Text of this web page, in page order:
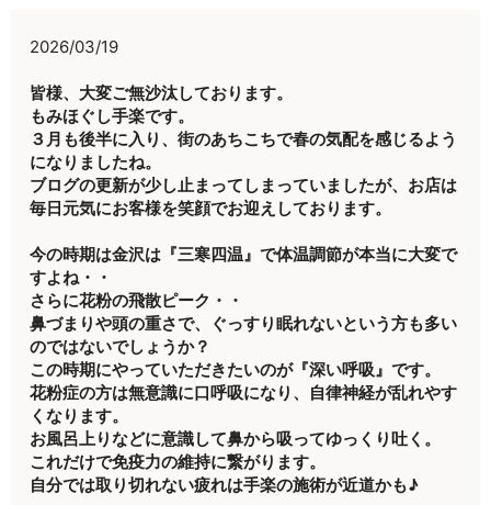
2026/03/19
皆様、大変ご無沙汰しております。
もみほぐし手楽です。
３月も後半に入り、街のあちこちで春の気配を感じるよう
になりましたね。
ブログの更新が少し止まってしまっていましたが、お店は
毎日元気にお客様を笑顔でお迎えしております。
今の時期は金沢は『三寒四温』で体温調節が本当に大変で
すよね・・
さらに花粉の飛散ピーク・・
鼻づまりや頭の重さで、ぐっすり眠れないという方も多い
のではないでしょうか？
この時期にやっていただきたいのが『深い呼吸』です。
花粉症の方は無意識に口呼吸になり、自律神経が乱れやす
くなります。
お風呂上りなどに意識して鼻から吸ってゆっくり吐く。
これだけで免疫力の維持に繋がります。
自分では取り切れない疲れは手楽の施術が近道かも♪